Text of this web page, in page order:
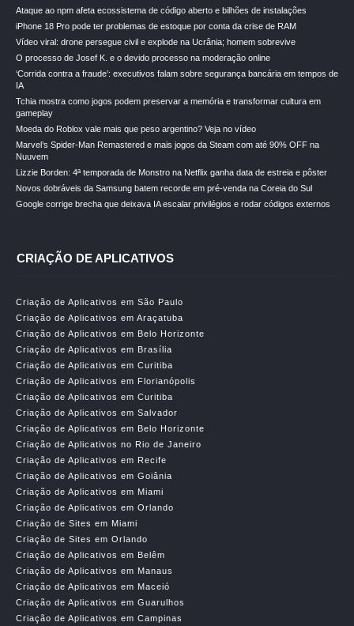
Ataque ao npm afeta ecossistema de código aberto e bilhões de instalações
iPhone 18 Pro pode ter problemas de estoque por conta da crise de RAM
Vídeo viral: drone persegue civil e explode na Ucrânia; homem sobrevive
O processo de Josef K. e o devido processo na moderação online
‘Corrida contra a fraude’: executivos falam sobre segurança bancária em tempos de
IA
Tchia mostra como jogos podem preservar a memória e transformar cultura em
gameplay
Moeda do Roblox vale mais que peso argentino? Veja no vídeo
Marvel’s Spider-Man Remastered e mais jogos da Steam com até 90% OFF na
Nuuvem
Lizzie Borden: 4ª temporada de Monstro na Netflix ganha data de estreia e pôster
Novos dobráveis da Samsung batem recorde em pré-venda na Coreia do Sul
Google corrige brecha que deixava IA escalar privilégios e rodar códigos externos
CRIAÇÃO DE APLICATIVOS
Criação de Aplicativos em São Paulo
Criação de Aplicativos em Araçatuba
Criação de Aplicativos em Belo Horizonte
Criação de Aplicativos em Brasília
Criação de Aplicativos em Curitiba
Criação de Aplicativos em Florianópolis
Criação de Aplicativos em Curitiba
Criação de Aplicativos em Salvador
Criação de Aplicativos em Belo Horizonte
Criação de Aplicativos no Rio de Janeiro
Criação de Aplicativos em Recife
Criação de Aplicativos em Goiânia
Criação de Aplicativos em Miami
Criação de Aplicativos em Orlando
Criação de Sites em Miami
Criação de Sites em Orlando
Criação de Aplicativos em Belêm
Criação de Aplicativos em Manaus
Criação de Aplicativos em Maceió
Criação de Aplicativos em Guarulhos
Criação de Aplicativos em Campinas